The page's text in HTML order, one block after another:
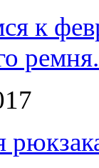
к
ремня.